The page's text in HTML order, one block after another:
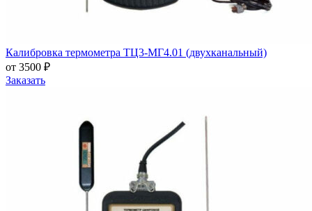
Калибровка термометра ТЦ3-МГ4.01 (двухканальный)
от 3500 ₽
Заказать